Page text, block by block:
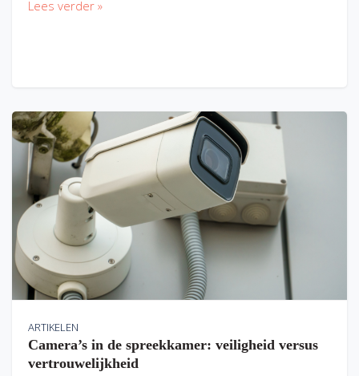
Lees verder »
ARTIKELEN
Camera’s in de spreekkamer: veiligheid versus
vertrouwelijkheid